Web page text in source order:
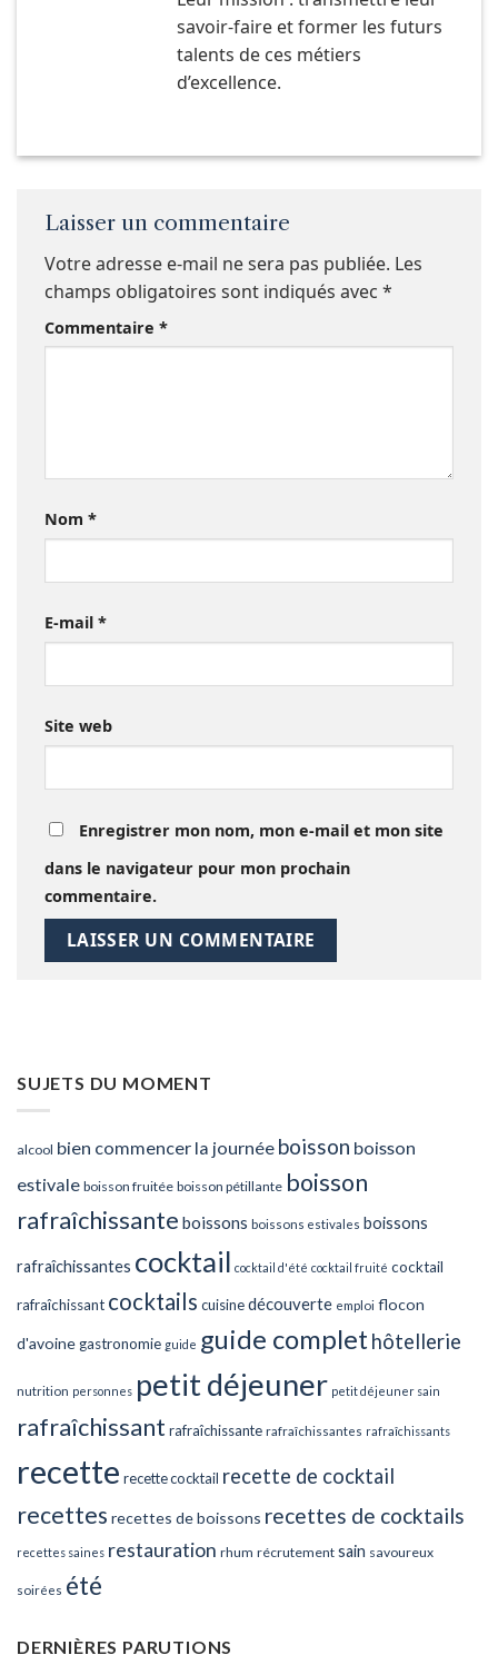
savoir-faire et former les futurs
talents de ces métiers
d’excellence.
Laisser un commentaire
Votre adresse e-mail ne sera pas publiée. Les
champs obligatoires sont indiqués avec *
Commentaire *
Nom *
E-mail *
Site web
Enregistrer mon nom, mon e-mail et mon site
dans le navigateur pour mon prochain
commentaire.
SUJETS DU MOMENT
alcool bien commencer la journée boisson boisson
estivale boisson fruitée boisson pétillante boisson
rafraîchissante boissons boissons estivales boissons
rafraîchissantes cocktail cocktail d'été cocktail fruité cocktail
rafraîchissant cocktails cuisinedécouverte emploi flocon
d'avoine gastronomie guide guide complethôtellerie
nutrition personnes petit déjeuner petit déjeuner sain
rafraîchissant rafraîchissante rafraîchissantes rafraîchissants
recette recette cocktail recette de cocktail
recettes recettes de boissons recettes de cocktails
recettes saines restauration rhum récrutement sain savoureux
soirées été
DERNIÈRES PARUTIONS